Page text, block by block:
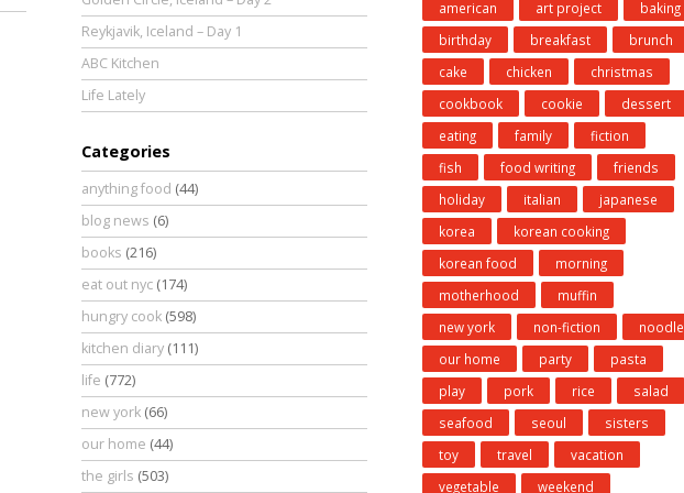
Reykjavik, Iceland – Day 1
ABC Kitchen
Life Lately
Categories
anything food (44)
blog news (6)
books (216)
eat out nyc (174)
hungry cook (598)
kitchen diary (111)
life (772)
new york (66)
our home (44)
the girls (503)
american art project
baking
birthday
breakfast
brunch
cake
chicken
christmas
cookbook
cookie
dessert
eating
family
fiction
fish
food writing
friends
holiday
italian
japanese
korea
korean cooking
korean food
morning
motherhood
muffin
new york
non-fiction
noodle
our home
party
pasta
play
pork rice
salad
seafood
seoul
sisters
toy
travel
vacation
vegetable
weekend